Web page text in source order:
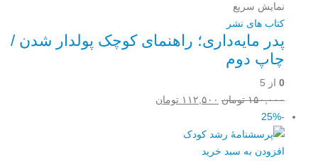
نمایش سریع
کتاب های نشر
پدر مایه‌داری؛ راهنمای کوچک پولدار شدن /
چاپ دوم
0 از 5
۱۵۰,۰۰۰ تومان قیمت
بود.
۱۱۲,۵۰۰ تومان
-25%
افزودن به سبد خرید